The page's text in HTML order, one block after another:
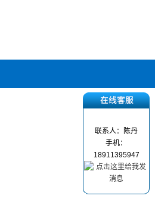
联系人：陈丹
手机：
18911395947